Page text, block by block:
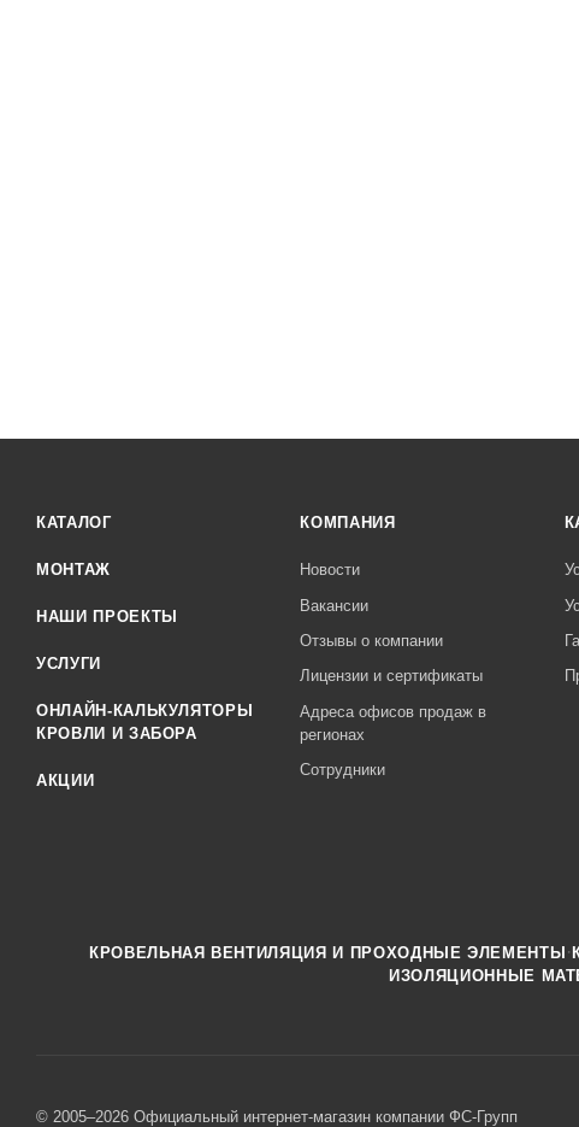
КАТАЛОГ
МОНТАЖ
НАШИ ПРОЕКТЫ
УСЛУГИ
ОНЛАЙН-КАЛЬКУЛЯТОРЫ
КРОВЛИ И ЗАБОРА
АКЦИИ
КОМПАНИЯ
Новости
Вакансии
Отзывы о компании
Лицензии и сертификаты
Адреса офисов продаж в
регионах
Сотрудники
КРОВЕЛЬНАЯ ВЕНТИЛЯЦИЯ И ПРОХОДНЫЕ ЭЛЕМЕНТЫ ·
ИЗОЛЯЦИОННЫЕ
© 2005–2026 Официальный интернет-магазин компании ФС-Групп